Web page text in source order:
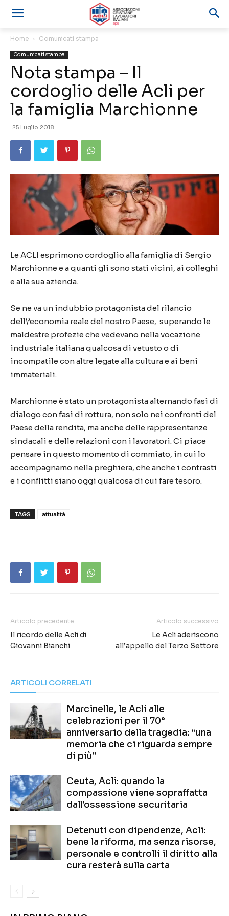
Home Comunicati stampa
Comunicati stampa
Nota stampa – Il
cordoglio delle Acli per
la famiglia Marchionne
25 Luglio 2018
Le ACLI esprimono cordoglio alla famiglia di Sergio
Marchionne e a quanti gli sono stati vicini, ai colleghi
e alla sua azienda.
Se ne va un indubbio protagonista del rilancio
dell\’economia reale del nostro Paese, superando le
maldestre profezie che vedevano nella vocazione
industriale italiana qualcosa di vetusto o di
incompatile con altre legate alla cultura e ai beni
immateriali.
Marchionne è stato un protagonista alternando fasi di
dialogo con fasi di rottura, non solo nei confronti del
Paese della rendita, ma anche delle rappresentanze
sindacali e delle relazioni con i lavoratori. Ci piace
pensare in questo momento di commiato, in cui lo
accompagnamo nella preghiera, che anche i contrasti
e i conflitti siano oggi qualcosa di cui fare tesoro.
TAGS attualità
Articolo precedente
Il ricordo delle Acli di
Giovanni Bianchi
Articolo successivo
Le Acli aderiscono
all’appello del Terzo Settore
ARTICOLI CORRELATI
Marcinelle, le Acli alle
celebrazioni per il 70°
anniversario della tragedia: “una
memoria che ci riguarda sempre
di più”
Ceuta, Acli: quando la
compassione viene sopraffatta
dall’ossessione securitaria
Detenuti con dipendenze, Acli:
bene la riforma, ma senza risorse,
personale e controlli il diritto alla
cura resterà sulla carta